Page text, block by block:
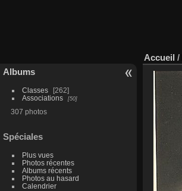
Albums
Classes
262
Associations
50
307 photos
Spéciales
Plus vues
Photos récentes
Albums récents
Photos au hasard
Calendrier
Accueil /